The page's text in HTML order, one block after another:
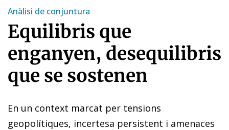
Anàlisi de conjuntura
Equilibris que
enganyen, desequilibris
que se sostenen
En un context marcat per tensions
geopolítiques, incertesa persistent i amenaces